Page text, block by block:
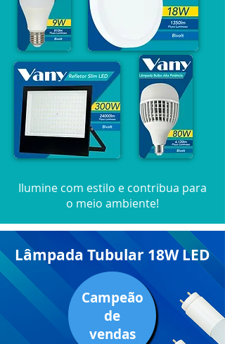
Ilumine com estilo e contribua para
o meio ambiente!
Lâmpada Tubular 18W LED
Campeão
de
vendas